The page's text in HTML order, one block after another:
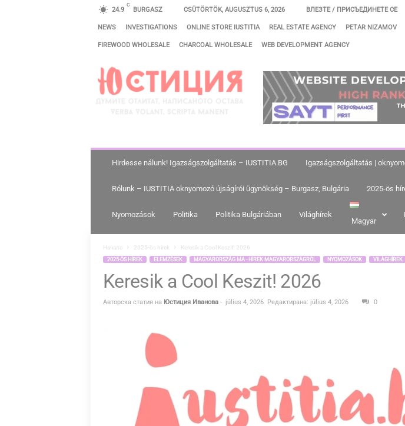
24.9
C
BURGASZ CSÜTÖRTÖK, AUGUSZTUS 6, 2026 ВЛЕЗТЕ / ПРИСЪЕДИНЕТЕ СЕ
NEWS INVESTIGATIONS ONLINE STORE IUSTITIA REAL ESTATE AGENCY PETAR NIZAMOV
FIREWOOD WHOLESALE CHARCOAL WHOLESALE WEB DEVELOPMENT AGENCY
Á
Hirdesse nálunk! Igazságszolgáltatás – IUSTITIA.BG Igazságszolgáltatás |
Rólunk – IUSTITIA oknyomozó újságírói ügynökség – Burgasz, Bulgária 2025-ös
Nyomozások Politika Politika Bulgáriában Világhírek
Magyar
Начало 2025-ös hírek Keresik a Cool Keszit! 2026
2025-ÖS HÍREK ELEMZÉSEK MAGYARORSZÁG MA - HÍREK MAGYARORSZÁGRÓL NYOMOZÁSOK VILÁGHÍREK
Keresik a Cool Keszit! 2026
Авторска статия на Юстиция Иванова - július 4, 2026 Редактирана: július 4, 2026 0